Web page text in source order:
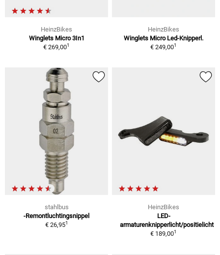
HeinzBikes
Winglets Micro 3In1
€ 269,001
HeinzBikes
Winglets Micro Led-Knipperl.
€ 249,001
stahlbus
-Remontluchtingsnippel
€ 26,951
HeinzBikes
LED-
armaturenknipperlicht/positielicht
€ 189,001